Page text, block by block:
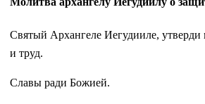
Святый Архангеле Иегудииле, утверди
и труд.
Славы ради Божией.